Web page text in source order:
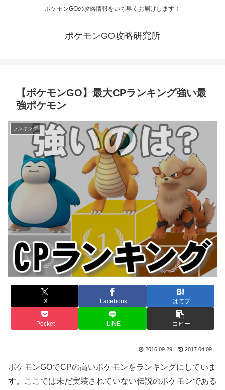
ポケモンGOの攻略情報をいち早くお届けします！
ポケモンGO攻略研究所
【ポケモンGO】最大CPランキング強い最
強ポケモン
ランキング
X Facebook はてブ
Pocket LINE コピー
2016.09.29 2017.04.09
ポケモンGOでCPの高いポケモンをランキングにしていま
す。ここでは未だ実装されていない伝説のポケモンである